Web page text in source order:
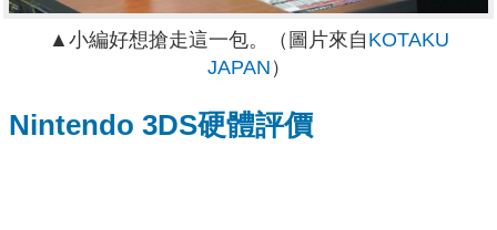
▲小編好想搶走這一包。（圖片來自 KOTAKU
JAPAN ）
Nintendo 3DS硬體評價